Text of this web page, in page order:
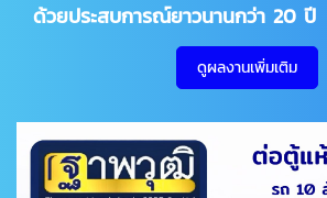
ด้วยประสบการณ์ยาวนานกว่า 20 ปี
ดูผลงานเพิ่มเติม